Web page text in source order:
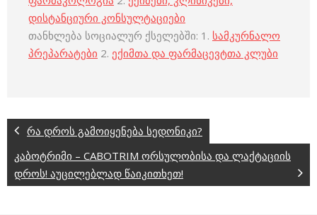
დისტანციური კონსულტაციები
თანხლება სოციალურ ქსელებში: 1. სამკურნალო
პრეპარატები 2. ექიმთა და ფარმაცევტთა კლუბი
რა დროს გამოიყენება სედონიკი?
კაბოტრიმი – CABOTRIM ორსულობისა და ლაქტაციის
დროს! აუცილებლად წაიკითხეთ!